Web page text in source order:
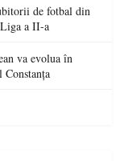
de fotbal din
a II-a
va evolua în